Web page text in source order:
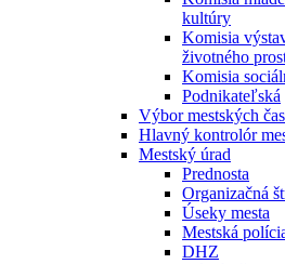
kultúry
Komisia
životného
Komisia
Podnikateľská
Výbor mestských
Hlavný kontrolór
Mestský úrad
Prednosta
Organizačná
Úseky mesta
Mestská
DHZ